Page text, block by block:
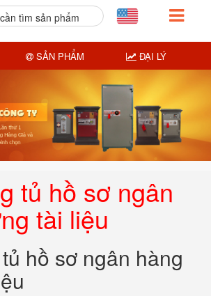
tủ hồ sơ ngân
tài liệu
hồ sơ ngân hàng
tìm sản phẩm
SẢN PHẨM ĐẠI LÝ